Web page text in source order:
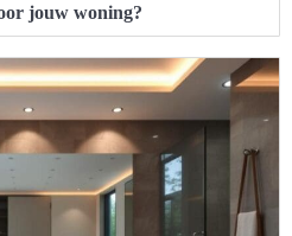
jouw woning?